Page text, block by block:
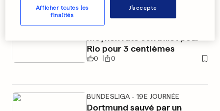
QUALIFICATION OLYMPIQUE
Rio pour 3 centièmes
0 0
BUNDESLIGA - 19E JOURNÉE
Dortmund sauvé par un
Afficher toutes les
finalités
J'accepte